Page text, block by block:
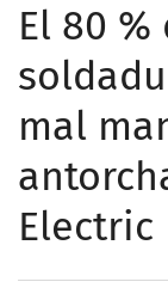
El 80
mal
Electric